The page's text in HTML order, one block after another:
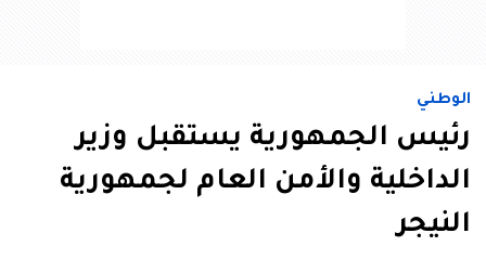
الوطني
رئيس الجمهورية يستقبل وزير
الداخلية والأمن العام لجمهورية
النيجر